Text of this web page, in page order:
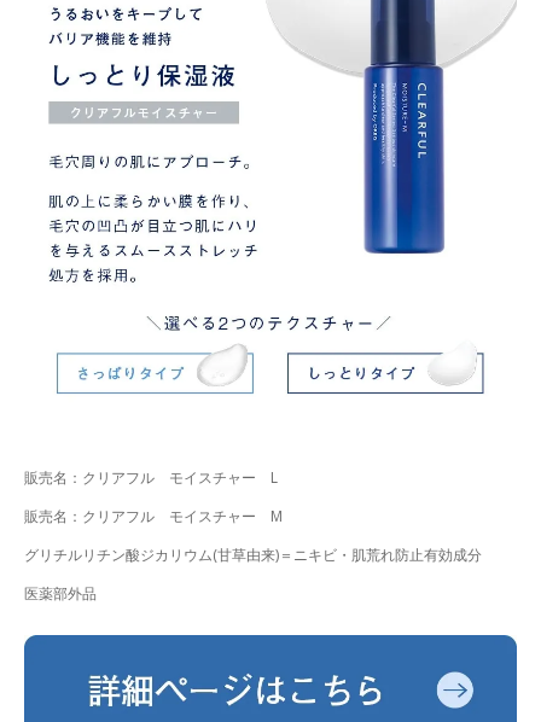
販売名：クリアフル モイスチャー L
販売名：クリアフル モイスチャー M
グリチルリチン酸ジカリウム(甘草由来)＝ニキビ・肌荒れ防止有効成分
医薬部外品